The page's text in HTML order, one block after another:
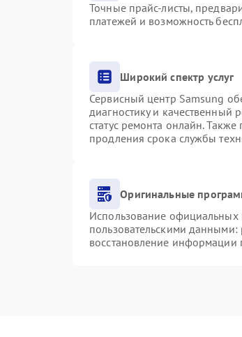
Точные прайс-листы,
платежей и возможность
Широкий спектр услуг
Сервисный центр Samsung
диагностику и качественный
статус ремонта онлайн.
продления срока службы
Оригинальные
Использование официальных
пользовательскими
восстановление информации